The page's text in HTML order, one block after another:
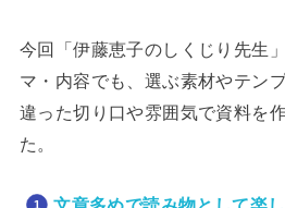
今回「伊藤恵子のしくじり先生
マ・内容でも、選ぶ素材やテン
違った切り口や雰囲気で資料を
た。